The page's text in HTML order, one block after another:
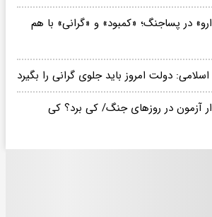
در پساجنگ؛ «کمبود» و «گرانی» با هم
دولت امروز باید جلوی گرانی را بگیرد
آزمون در روزهای جنگ/ کی برد؟ کی